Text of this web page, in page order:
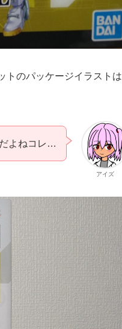
トのパッケージイラストは
アイズ
よねコレ…